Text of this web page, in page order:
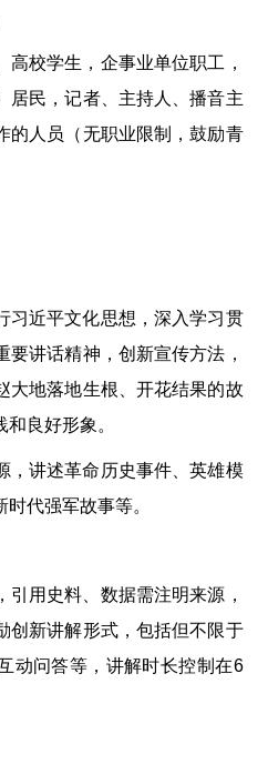
高校学生，企事业单位职工，
居民，记者、主持人、播音主
的人员（无职业限制，鼓励青
习近平文化思想，深入学习贯
讲话精神，创新宣传方法，
大地落地生根、开花结果的故
良好形象。
，讲述革命历史事件、英雄模
代强军故事等。
引用史料、数据需注明来源，
创新讲解形式，包括但不限于
动问答等，讲解时长控制在6